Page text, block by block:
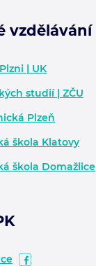
vzdělávání
| UK
studií | ZČU
Plzeň
škola Klatovy
škola Domažlice